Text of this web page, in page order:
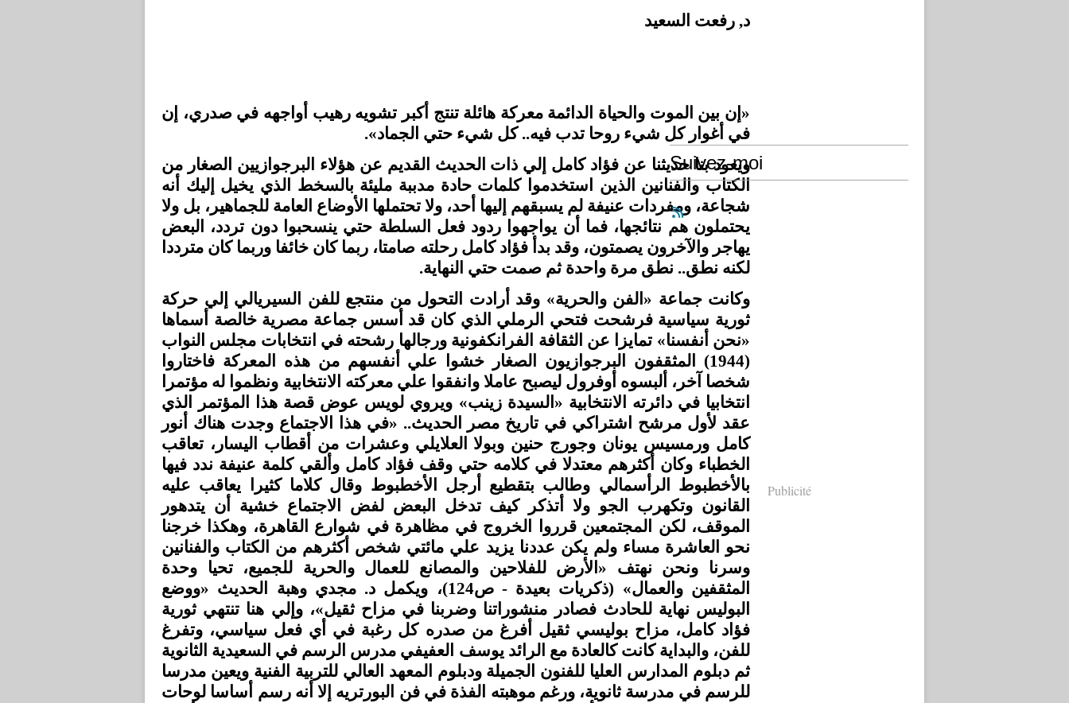
د, رفعت السعيد
«إن بين الموت والحياة الدائمة معركة هائلة تنتج أكبر تشويه رهيب أواجهه في صدري، إن
في أغوار كل شيء روحا تدب فيه.. كل شيء حتي الجماد».
ويعود بنا حديثنا عن فؤاد كامل إلي ذات الحديث القديم عن هؤلاء البرجوازيين الصغار من
الكتاب والفنانين الذين استخدموا كلمات حادة مدببة مليئة بالسخط الذي يخيل إليك أنه
شجاعة، ومفردات عنيفة لم يسبقهم إليها أحد، ولا تحتملها الأوضاع العامة للجماهير، بل ولا
يحتملون هم نتائجها، فما أن يواجهوا ردود فعل السلطة حتي ينسحبوا دون تردد، البعض
يهاجر والآخرون يصمتون، وقد بدأ فؤاد كامل رحلته صامتا، ربما كان خائفا وربما كان مترددا
لكنه نطق.. نطق مرة واحدة ثم صمت حتي النهاية.
وكانت جماعة «الفن والحرية» وقد أرادت التحول من منتجع للفن السيريالي إلي حركة
ثورية سياسية فرشحت فتحي الرملي الذي كان قد أسس جماعة مصرية خالصة أسماها
«نحن أنفسنا» تمايزا عن الثقافة الفرانكفونية ورجالها رشحته في انتخابات مجلس النواب
(1944) المثقفون البرجوازيون الصغار خشوا علي أنفسهم من هذه المعركة فاختاروا
شخصا آخر، ألبسوه أوفرول ليصبح عاملا وانفقوا علي معركته الانتخابية ونظموا له مؤتمرا
انتخابيا في دائرته الانتخابية «السيدة زينب» ويروي لويس عوض قصة هذا المؤتمر الذي
عقد لأول مرشح اشتراكي في تاريخ مصر الحديث.. «في هذا الاجتماع وجدت هناك أنور
كامل ورمسيس يونان وجورج حنين وبولا العلايلي وعشرات من أقطاب اليسار، تعاقب
الخطباء وكان أكثرهم معتدلا في كلامه حتي وقف فؤاد كامل وألقي كلمة عنيفة ندد فيها
بالأخطبوط الرأسمالي وطالب بتقطيع أرجل الأخطبوط وقال كلاما كثيرا يعاقب عليه
القانون وتكهرب الجو ولا أتذكر كيف تدخل البعض لفض الاجتماع خشية أن يتدهور
الموقف، لكن المجتمعين قرروا الخروج في مظاهرة في شوارع القاهرة، وهكذا خرجنا
نحو العاشرة مساء ولم يكن عددنا يزيد علي مائتي شخص أكثرهم من الكتاب والفنانين
وسرنا ونحن نهتف «الأرض للفلاحين والمصانع للعمال والحرية للجميع، تحيا وحدة
المثقفين والعمال» (ذكريات بعيدة - ص124)، ويكمل د. مجدي وهبة الحديث «ووضع
البوليس نهاية للحادث فصادر منشوراتنا وضربنا في مزاح ثقيل»، وإلي هنا تنتهي ثورية
فؤاد كامل، مزاح بوليسي ثقيل أفرغ من صدره كل رغبة في أي فعل سياسي، وتفرغ
للفن، والبداية كانت كالعادة مع الرائد يوسف العفيفي مدرس الرسم في السعيدية الثانوية
ثم دبلوم المدارس العليا للفنون الجميلة ودبلوم المعهد العالي للتربية الفنية ويعين مدرسا
للرسم في مدرسة ثانوية، ورغم موهبته الفذة في فن البورتريه إلا أنه رسم أساسا لوحات
Suivez-moi
Publicité